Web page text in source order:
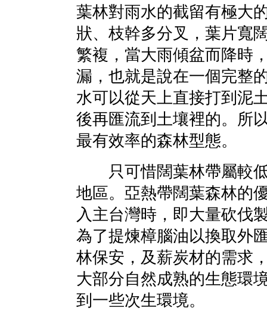
葉林對雨水的截留有極大
狀、枝幹多分叉，葉片寬
繁複，當大雨傾盆而降時
漏，也就是說在一個完整
水可以從天上直接打到泥
後再匯流到土壤裡的。所
最有效率的森林型態。
只可惜闊葉林帶屬較低
地區。亞熱帶闊葉森林的
入主台灣時，即大量砍伐
為了提煉樟腦油以換取外
林保安，及薪炭材的需求
大部分自然成熟的生態環
到一些次生環境。